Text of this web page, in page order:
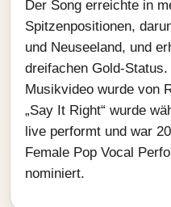
Der Song erreichte in
Spitzenpositionen,
und Neuseeland, und
dreifachen Gold-
Musikvideo wurde von
„Say It Right“ wurde
live performt und war
Female Pop Vocal
nominiert.